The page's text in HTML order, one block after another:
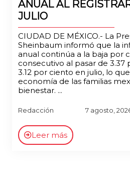
ANUAL AL
JULIO
CIUDAD DE MÉXICO.- La
Sheinbaum informó que la
anual continúa a la baja por
consecutivo al pasar de 3.37
3.12 por ciento en julio, lo
economía de las familias
bienestar. ...
Redacción 7 agosto,
Leer más